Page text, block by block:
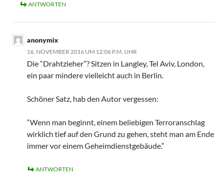
ANTWORTEN
anonymix
16. NOVEMBER 2016 UM 12:06 P.M. UHR
Die “Drahtzieher”? Sitzen in Langley, Tel Aviv, London,
ein paar mindere vielleicht auch in Berlin.
Schöner Satz, hab den Autor vergessen:
“Wenn man beginnt, einem beliebigen Terroranschlag
wirklich tief auf den Grund zu gehen, steht man am Ende
immer vor einem Geheimdienstgebäude.”
ANTWORTEN